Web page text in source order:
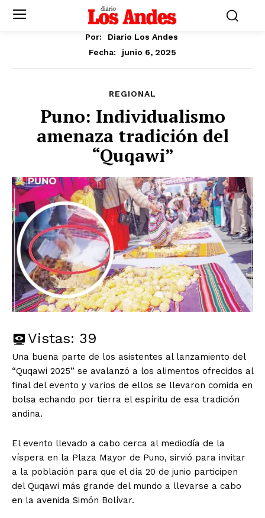
Por:
Diario Los Andes
Fecha:
junio 6, 2025
REGIONAL
Puno: Individualismo
amenaza tradición del
“Quqawi”
Vistas: 39
Una buena parte de los asistentes al lanzamiento del
“Quqawi 2025” se avalanzó a los alimentos ofrecidos al
final del evento y varios de ellos se llevaron comida en
bolsa echando por tierra el espíritu de esa tradición
andina.
El evento llevado a cabo cerca al mediodía de la
víspera en la Plaza Mayor de Puno, sirvió para invitar
a la población para que el día 20 de junio participen
del Quqawi más grande del mundo a llevarse a cabo
en la avenida Simón Bolívar.